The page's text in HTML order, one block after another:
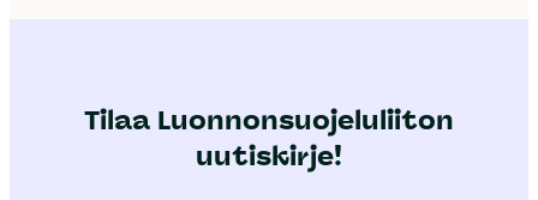
Tilaa Luonnonsuojeluliiton
uutiskirje!